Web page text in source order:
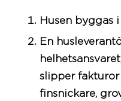
Husen byggas
En
slipper
finsnickare,